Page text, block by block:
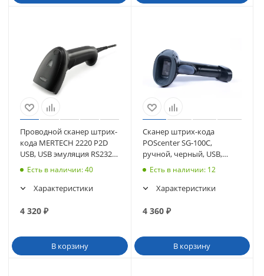
Проводной сканер штрих-
кода MERTECH 2220 P2D
USB, USB эмуляция RS232,
black
Есть в наличии: 40
Характеристики
4 320 ₽
В корзину
Сканер штрих-кода
POScenter SG-100C,
ручной, черный, USB,
кабель 2.0 м (3514)
Есть в наличии: 12
Характеристики
4 360₽
В корзину